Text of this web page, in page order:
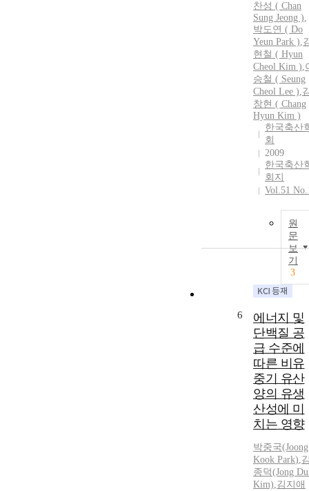
찬성 ( Chan
Sung Jeong ),
박도연 ( Do
Yeun Park ),
현철 ( Hyun
Cheol Kim ),
승철 ( Seung
Cheol Lee ),
창현 ( Chang
Hyun Kim )
한국축산
회
2009
한국축산
회지
Vol.51
원
문
보
기
3
6
에너지 및
단백질 공
급 수준에
따른 비유
중기 유산
양의 유생
산성에 미
치는 영향
박중국(Joong
Kook Park),
종덕(Jong
Kim),김지애